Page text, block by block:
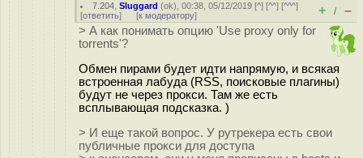
7.204 ,Sluggard (ok), 00:38, 05/12/2019 [^] [^^] [^^^]
[ответить] [к модератору] + / –
> А как понимать опцию 'Use proxy only for
torrents'?
Обмен пирами будет идти напрямую, и всякая
встроенная лабуда (RSS, поисковые плагины)
будут не через прокси. Там же есть
всплывающая подсказка. )
> И еще такой вопрос. У рутрекера есть свои
публичные прокси для доступа